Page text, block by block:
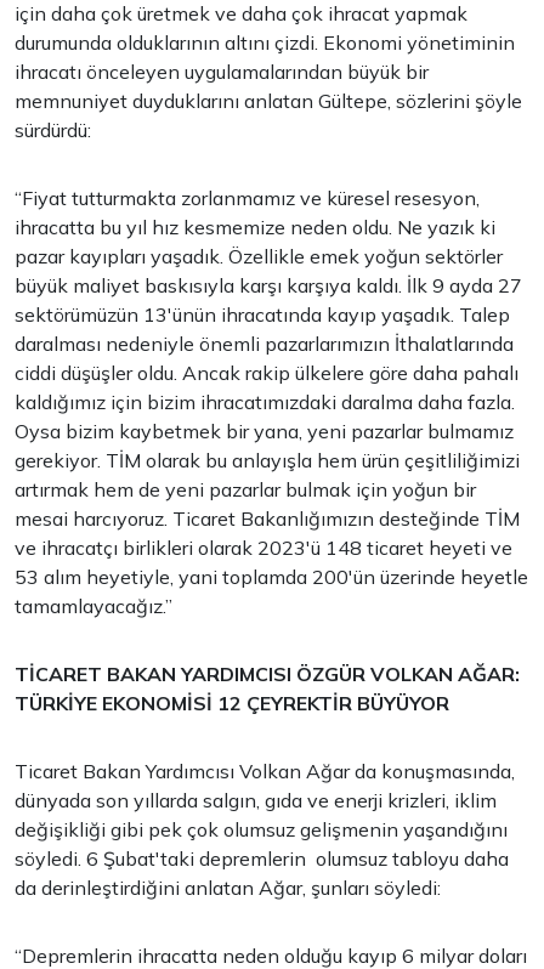
için daha çok üretmek ve daha çok ihracat yapmak
durumunda olduklarının altını çizdi. Ekonomi yönetiminin
ihracatı önceleyen uygulamalarından büyük bir
memnuniyet duyduklarını anlatan Gültepe, sözlerini şöyle
sürdürdü:
“Fiyat tutturmakta zorlanmamız ve küresel resesyon,
ihracatta bu yıl hız kesmemize neden oldu. Ne yazık ki
pazar kayıpları yaşadık. Özellikle emek yoğun sektörler
büyük maliyet baskısıyla karşı karşıya kaldı. İlk 9 ayda 27
sektörümüzün 13'ünün ihracatında kayıp yaşadık. Talep
daralması nedeniyle önemli pazarlarımızın İthalatlarında
ciddi düşüşler oldu. Ancak rakip ülkelere göre daha pahalı
kaldığımız için bizim ihracatımızdaki daralma daha fazla.
Oysa bizim kaybetmek bir yana, yeni pazarlar bulmamız
gerekiyor. TİM olarak bu anlayışla hem ürün çeşitliliğimizi
artırmak hem de yeni pazarlar bulmak için yoğun bir
mesai harcıyoruz. Ticaret Bakanlığımızın desteğinde TİM
ve ihracatçı birlikleri olarak 2023'ü 148 ticaret heyeti ve
53 alım heyetiyle, yani toplamda 200'ün üzerinde heyetle
tamamlayacağız.”
TİCARET BAKAN YARDIMCISI ÖZGÜR VOLKAN AĞAR:
TÜRKİYE EKONOMİSİ 12 ÇEYREKTİR BÜYÜYOR
Ticaret Bakan Yardımcısı Volkan Ağar da konuşmasında,
dünyada son yıllarda salgın, gıda ve enerji krizleri, iklim
değişikliği gibi pek çok olumsuz gelişmenin yaşandığını
söyledi. 6 Şubat'taki depremlerin olumsuz tabloyu daha
da derinleştirdiğini anlatan Ağar, şunları söyledi:
“Depremlerin ihracatta neden olduğu kayıp 6 milyar doları